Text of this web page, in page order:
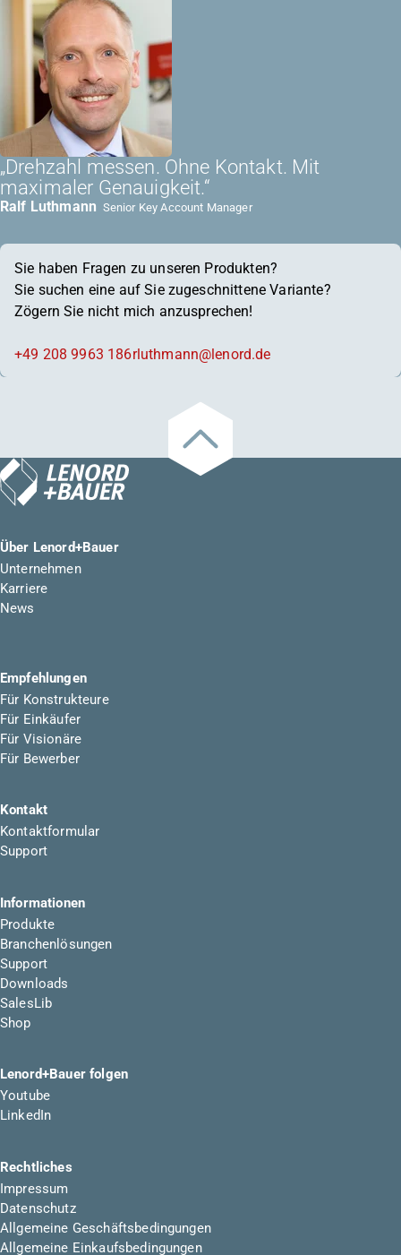
„Drehzahl messen. Ohne Kontakt. Mit
maximaler Genauigkeit.“
Ralf Luthmann Senior Key Account Manager
Sie haben Fragen zu unseren Produkten?
Sie suchen eine auf Sie zugeschnittene Variante?
Zögern Sie nicht mich anzusprechen!
+49 208 9963 186rluthmann@lenord.de
Über Lenord+Bauer
Unternehmen
Karriere
News
Empfehlungen
Für Konstrukteure
Für Einkäufer
Für Visionäre
Für Bewerber
Kontakt
Kontaktformular
Support
Informationen
Produkte
Branchenlösungen
Support
Downloads
SalesLib
Shop
Lenord+Bauer folgen
Youtube
LinkedIn
Rechtliches
Impressum
Datenschutz
Allgemeine Geschäftsbedingungen
Allgemeine Einkaufsbedingungen